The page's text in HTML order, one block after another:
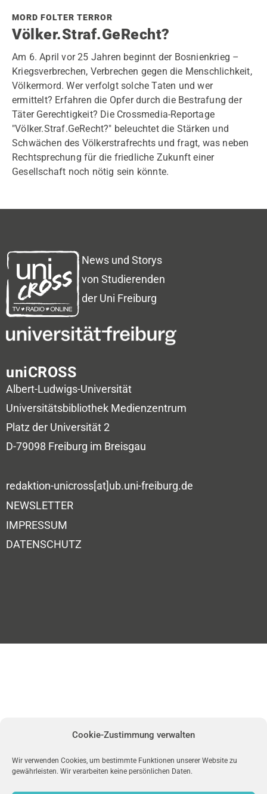
Cookie-Zustimmung verwalten
Wir verwenden Cookies, um bestimmte Funktionen unserer Website zu
gewährleisten. Wir verarbeiten keine persönlichen Daten.
MORD FOLTER TERROR
Völker.Straf.GeRecht?
Am 6. April vor 25 Jahren beginnt der Bosnienkrieg –
Kriegsverbrechen, Verbrechen gegen die Menschlichkeit,
Völkermord. Wer verfolgt solche Taten und wer
ermittelt? Erfahren die Opfer durch die Bestrafung der
Täter Gerechtigkeit? Die Crossmedia-Reportage
"Völker.Straf.GeRecht?" beleuchtet die Stärken und
Schwächen des Völkerstrafrechts und fragt, was neben
Rechtsprechung für die friedliche Zukunft einer
Gesellschaft noch nötig sein könnte.
News und Storys
von Studierenden
der Uni Freiburg
uniCROSS
Albert-Ludwigs-Universität
Universitätsbibliothek Medienzentrum
Platz der Universität 2
D-79098 Freiburg im Breisgau
redaktion-unicross[at]ub.uni-freiburg.de
NEWSLETTER
IMPRESSUM
DATENSCHUTZ